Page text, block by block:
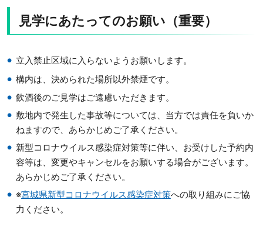
見学にあたってのお願い（重要）
立入禁止区域に入らないようお願いします。
構内は、決められた場所以外禁煙です。
飲酒後のご見学はご遠慮いただきます。
敷地内で発生した事故等については、当方では責任を負いか
ねますので、あらかじめご了承ください。
新型コロナウイルス感染症対策等に伴い、お受けした予約内
容等は、変更やキャンセルをお願いする場合がございます。
あらかじめご了承ください。
※宮城県新型コロナウイルス感染症対策への取り組みにご協
力ください。